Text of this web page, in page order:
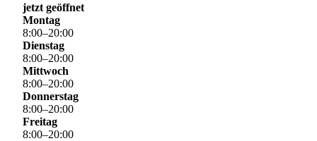
jetzt geöffnet
Montag
8:00–20:00
Dienstag
8:00–20:00
Mittwoch
8:00–20:00
Donnerstag
8:00–20:00
Freitag
8:00–20:00